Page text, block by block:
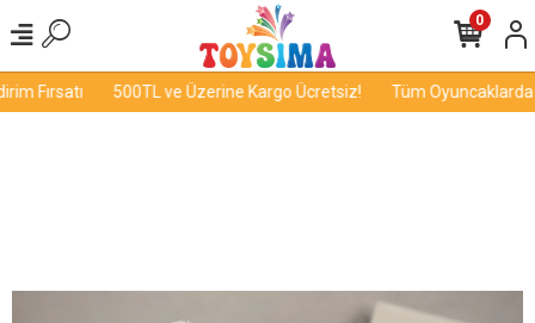
Fırsatı 500TL ve Üzerine Kargo Ücretsiz! Tüm Oyuncaklarda
0